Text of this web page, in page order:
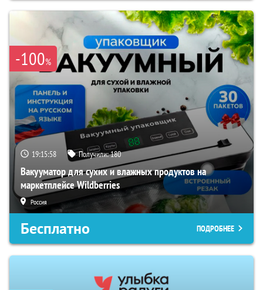
-100%
19:15:57 Получили:180
Вакууматор для сухих и влажных продуктов на
маркетплейсе Wildberries
Россия
Бесплатно ПОДРОБНЕЕ